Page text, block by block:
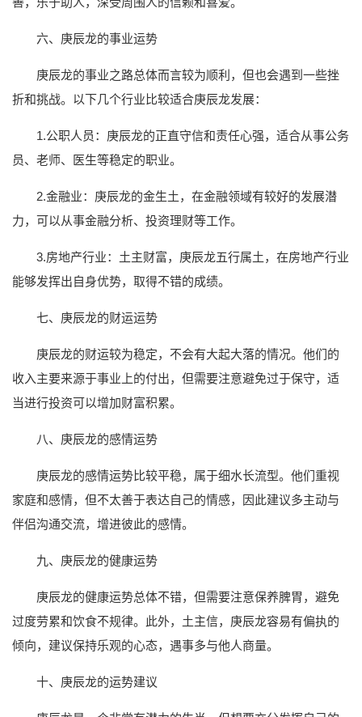
六、庚辰龙的事业运势
庚辰龙的事业之路总体而言较为顺利，但也会遇到一些挫
折和挑战。以下几个行业比较适合庚辰龙发展：
1.公职人员：庚辰龙的正直守信和责任心强，适合从事公务
员、老师、医生等稳定的职业。
2.金融业：庚辰龙的金生土，在金融领域有较好的发展潜
力，可以从事金融分析、投资理财等工作。
3.房地产行业：土主财富，庚辰龙五行属土，在房地产行业
能够发挥出自身优势，取得不错的成绩。
七、庚辰龙的财运运势
庚辰龙的财运较为稳定，不会有大起大落的情况。他们的
收入主要来源于事业上的付出，但需要注意避免过于保守，适
当进行投资可以增加财富积累。
八、庚辰龙的感情运势
庚辰龙的感情运势比较平稳，属于细水长流型。他们重视
家庭和感情，但不太善于表达自己的情感，因此建议多主动与
伴侣沟通交流，增进彼此的感情。
九、庚辰龙的健康运势
庚辰龙的健康运势总体不错，但需要注意保养脾胃，避免
过度劳累和饮食不规律。此外，土主信，庚辰龙容易有偏执的
倾向，建议保持乐观的心态，遇事多与他人商量。
十、庚辰龙的运势建议